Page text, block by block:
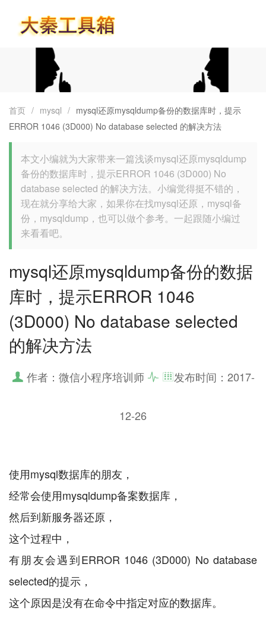
首页 / mysql / mysql还原mysqldump备份的数据库时，提示
ERROR 1046 (3D000) No database selected 的解决方法
本文小编就为大家带来一篇浅谈mysql还原mysqldump
备份的数据库时，提示ERROR 1046 (3D000) No
database selected 的解决方法。小编觉得挺不错的，
现在就分享给大家，如果你在找mysql还原，mysql备
份，mysqldump，也可以做个参考。一起跟随小编过
来看看吧。
mysql还原mysqldump备份的数据
库时，提示ERROR 1046
(3D000) No database selected
的解决方法
作者：微信小程序培训师 发布时间： 2017-
12-26
使用mysql数据库的朋友，
经常会使用mysqldump备案数据库，
然后到新服务器还原，
这个过程中，
有朋友会遇到ERROR 1046 (3D000) No database
selected的提示，
这个原因是没有在命令中指定对应的数据库。